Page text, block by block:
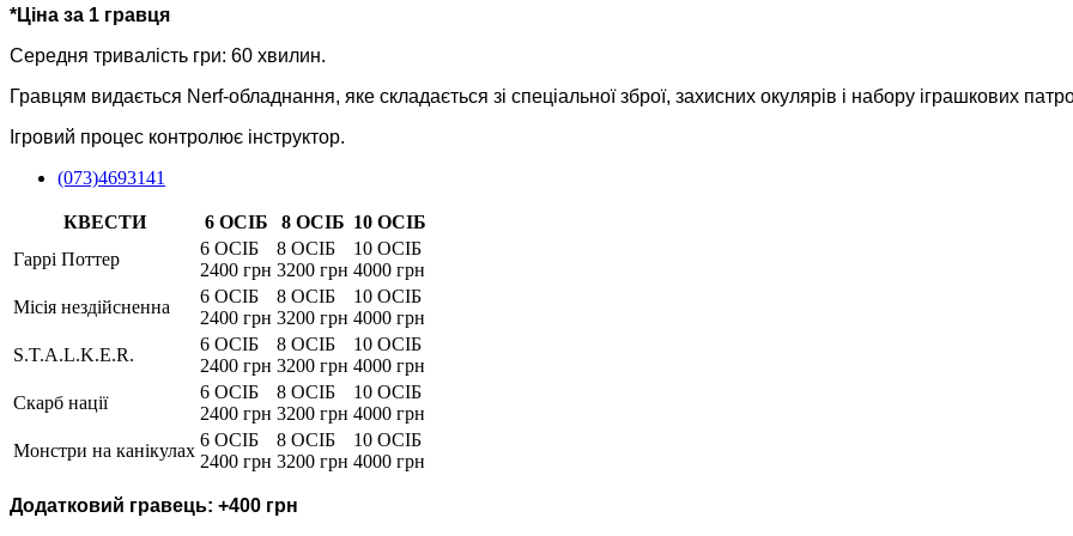
*Ціна за 1 гравця
Середня тривалість гри: 60 хвилин.
Гравцям видається Nerf-обладнання, яке складається зі спеціальної зброї, захисних окулярів і набору іграшкових
Ігровий процес контролює інструктор.
(073)4693141
КВЕСТИ 6 ОСІБ 8 ОСІБ 10 ОСІБ
Гаррі Поттер
6 ОСІБ
2400 грн
8 ОСІБ
3200 грн
10 ОСІБ
4000 грн
Місія нездійсненна
6 ОСІБ
2400 грн
8 ОСІБ
3200 грн
10 ОСІБ
4000 грн
S.T.A.L.K.E.R.
6 ОСІБ
2400 грн
8 ОСІБ
3200 грн
10 ОСІБ
4000 грн
Скарб нації
6 ОСІБ
2400 грн
8 ОСІБ
3200 грн
10 ОСІБ
4000 грн
Монстри на канікулах
6 ОСІБ
2400 грн
8 ОСІБ
3200 грн
10 ОСІБ
4000 грн
Додатковий гравець: +400 грн